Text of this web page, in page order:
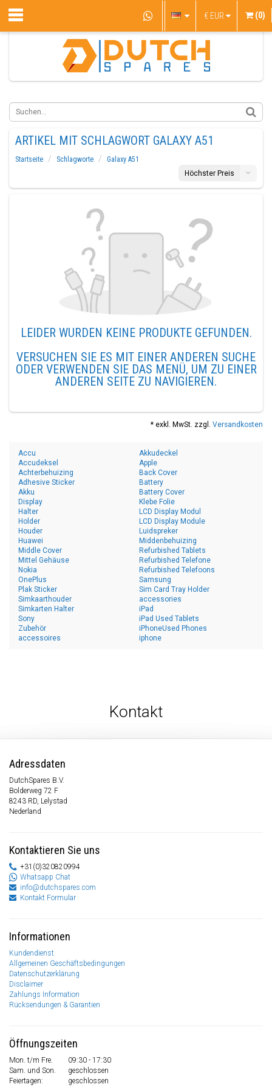
€ EUR (0)
ARTIKEL MIT SCHLAGWORT GALAXY A51
Startseite Schlagworte
Galaxy A51
Höchster Preis
LEIDER WURDEN KEINE PRODUKTE GEFUNDEN.
VERSUCHEN SIE ES MIT EINER ANDEREN SUCHE
ODER VERWENDEN SIE DAS MENÜ, UM ZU EINER
ANDEREN SEITE ZU NAVIGIEREN.
* exkl. MwSt. zzgl. Versandkosten
Accu
Accudeksel
Achterbehuizing
Adhesive Sticker
Akku
Akkudeckel
Apple
Back Cover
Battery
Battery Cover
Display
Halter
Holder
Houder
Huawei
Klebe Folie
LCD Display Modul
LCD Display Module
Luidspreker
Middenbehuizing
Middle Cover
Mittel Gehäuse
Nokia
OnePlus
Plak Sticker
Refurbished Tablets
Refurbished Telefone
Refurbished Telefoons
Samsung
Sim Card Tray Holder
Simkaarthouder
Simkarten Halter
Sony
Zubehör
accessoires
accessories
iPad
iPad Used Tablets
iPhoneUsed Phones
iphone
Kontakt
Adressdaten
DutchSpares B.V.
Bolderweg 72 F
8243 RD, Lelystad
Nederland
Kontaktieren Sie uns
+31(0)320820994
Whatsapp Chat
info@dutchspares.com
Kontakt Formular
Informationen
Kundendienst
Allgemeinen Geschäftsbedingungen
Datenschutzerklärung
Disclaimer
Zahlungs Information
Rücksendungen & Garantien
Öffnungszeiten
Mon. t/m Fre.
09:30 - 17:30
Sam. und Son.
geschlossen
Feiertagen:
geschlossen